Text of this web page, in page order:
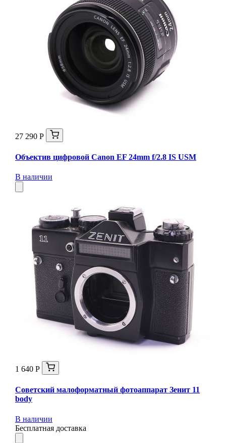
27 290 Р
Объектив цифровой Canon EF 24mm f/2.8 IS USM
В наличии
1 640 Р
Советский малоформатный фотоаппарат Зенит 11
body
В наличии
Бесплатная доставка